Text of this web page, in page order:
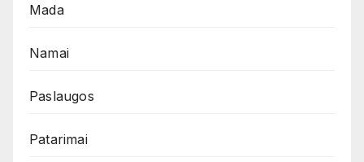
Mada
Namai
Paslaugos
Patarimai